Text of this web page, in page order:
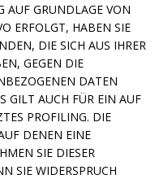
AUF GRUNDLAGE VON
ERFOLGT, HABEN SIE
DIE SICH AUS IHRER
GEGEN DIE
DATEN
GILT AUCH FÜR EIN AUF
PROFILING. DIE
DENEN EINE
SIE DIESER
SIE WIDERSPRUCH